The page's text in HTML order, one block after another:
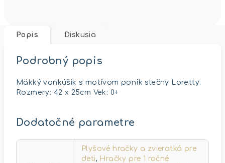
Popis Diskusia
Podrobný popis
Mäkký vankúšik s motívom poník slečny Loretty.
Rozmery: 42 x 25cm Vek: 0+
Dodatočné parametre
Plyšové hračky a zvieratká pre
deti, Hračky pre 1 ročné